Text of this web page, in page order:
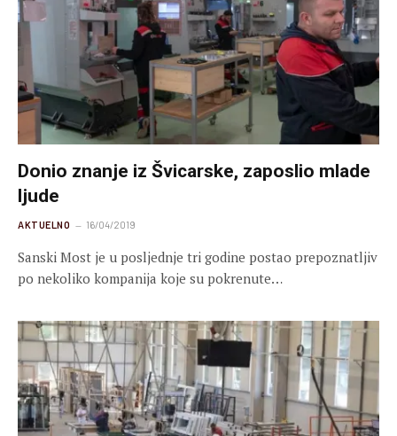
Donio znanje iz Švicarske, zaposlio mlade
ljude
AKTUELNO 16/04/2019
Sanski Most je u posljednje tri godine postao prepoznatljiv
po nekoliko kompanija koje su pokrenute…